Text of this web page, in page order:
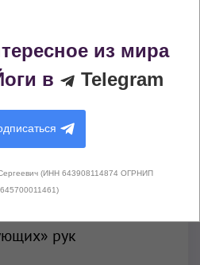
рук
из мира
в
Telegram
(ИНН 643908114874 ОГРНИП